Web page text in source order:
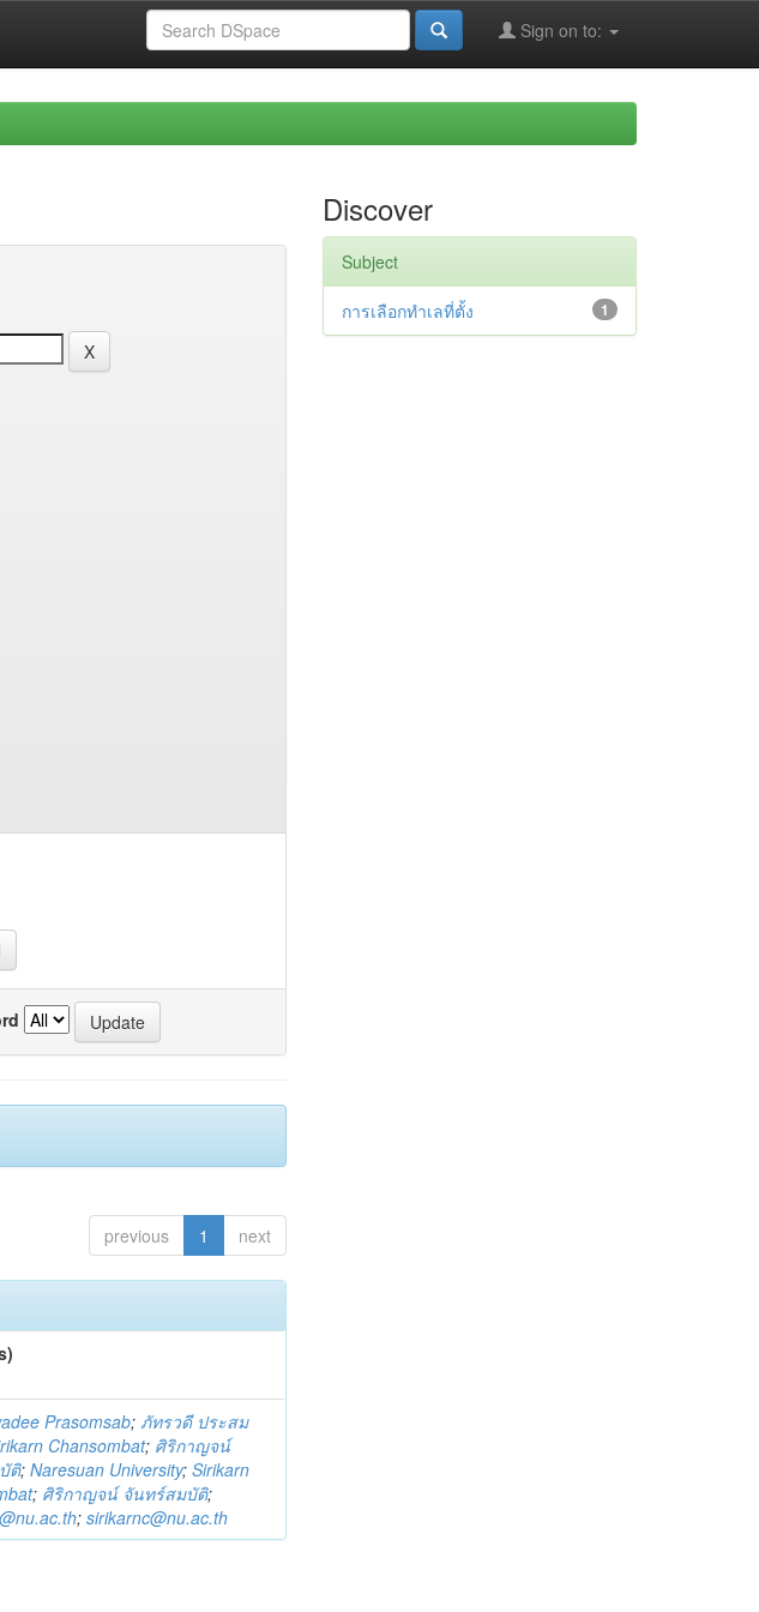
Sign on to:
previous 1 next
Prasomsab; ภัทรวดี ประสม
Chansombat; ศิริกาญจน์
ติ;Naresuan University;Sirikarn
; ศิริกาญจน์ จันทร์สมบัติ;
;sirikarnc@nu.ac.th
Discover
Subject
1
การเลือกทำเลที่ตั้ง